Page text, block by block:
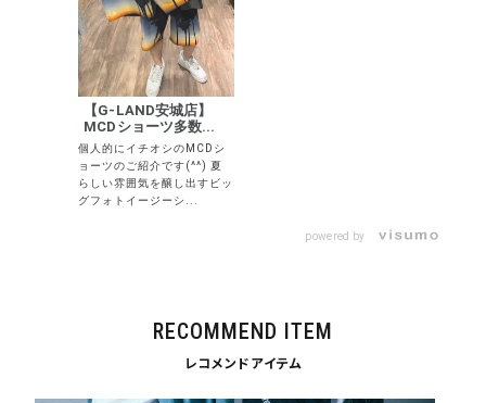
キーワードから探す
価格から探す
円 ～
【G-LAND安城店】
MCDショーツ多数...
個人的にイチオシのMCDシ
ョーツのご紹介です(^^) 夏
らしい雰囲気を醸し出すビッ
グフォトイージーシ...
powered by
RECOMMEND ITEM
レコメンドアイテム